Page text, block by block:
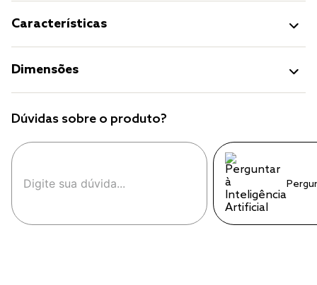
Características
Dimensões
Dúvidas sobre o produto?